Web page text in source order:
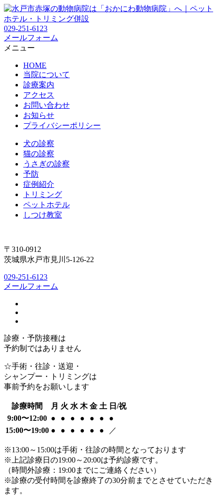
029-251-6123
メールフォーム
メニュー
HOME
当院について
診療案内
アクセス
お問い合わせ
お知らせ
プライバシーポリシー
犬の診察
猫の診察
うさぎの診察
予防
症例紹介
トリミング
ペットホテル
しつけ教室
〒310-0912
茨城県水戸市見川5-126-22
029-251-6123
メールフォーム
診療・予防接種は
予約制ではありません
☆手術・往診・送迎・
シャンプー・トリミングは
事前予約をお願いします
診療時間 月 火 水 木 金 土 日/祝
9:00〜12:00 ● ● ● ● ● ●
●
15:00〜19:00 ● ● ● ● ● ● ／
※13:00～15:00は手術・往診の時間となっております
※上記診療日の19:00～20:00は予約診療です。
（時間外診療：19:00までにご連絡ください）
※診療の受付時間を診療終了の30分前までとさせていただき
ます。